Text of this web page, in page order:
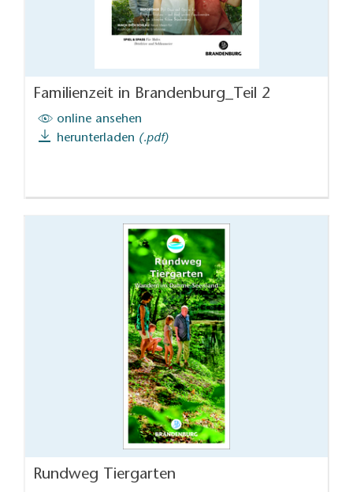
Familienzeit in Brandenburg_Teil 2
online ansehen
herunterladen (.pdf)
Rundweg Tiergarten